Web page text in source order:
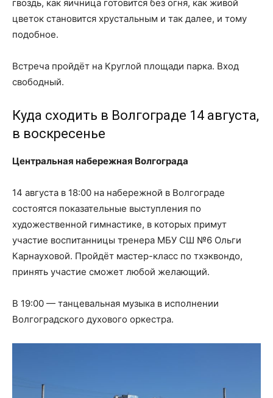
гвоздь, как яичница готовится без огня, как живой
цветок становится хрустальным и так далее, и тому
подобное.
Встреча пройдёт на Круглой площади парка. Вход
свободный.
Куда сходить в Волгограде 14 августа,
в воскресенье
Центральная набережная Волгограда
14 августа в 18:00 на набережной в Волгограде
состоятся показательные выступления по
художественной гимнастике, в которых примут
участие воспитанницы тренера МБУ СШ №6 Ольги
Карнауховой. Пройдёт мастер-класс по тхэквондо,
принять участие сможет любой желающий.
В 19:00 — танцевальная музыка в исполнении
Волгоградского духового оркестра.